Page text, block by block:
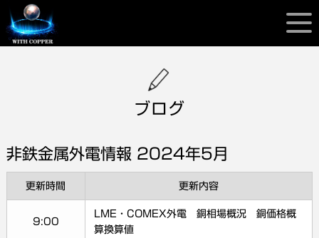
ブログ
非鉄金属外電情報 2024年5月
更新時間 更新内容
9:00
LME・COMEX外電 銅相場概況 銅価格概
算換算値